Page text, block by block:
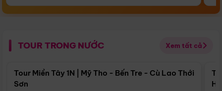
TOUR TRONG NƯỚC Xem tất cả
Điểm nổi bật
Tour Miền Tây 1N | Mỹ Tho - Bến Tre - Cù Lao Thới
Sơn